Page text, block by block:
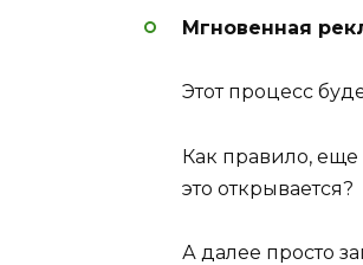
Мгновенная
Этот процесс
Как правило, еще
это открывается?
А далее просто